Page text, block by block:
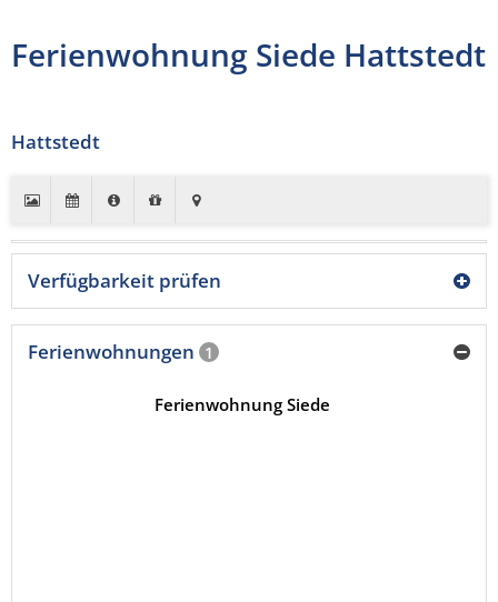
Ferienwohnung Siede Hattstedt
Hattstedt
Verfügbarkeit prüfen
Ferienwohnungen 1
Ferienwohnung Siede